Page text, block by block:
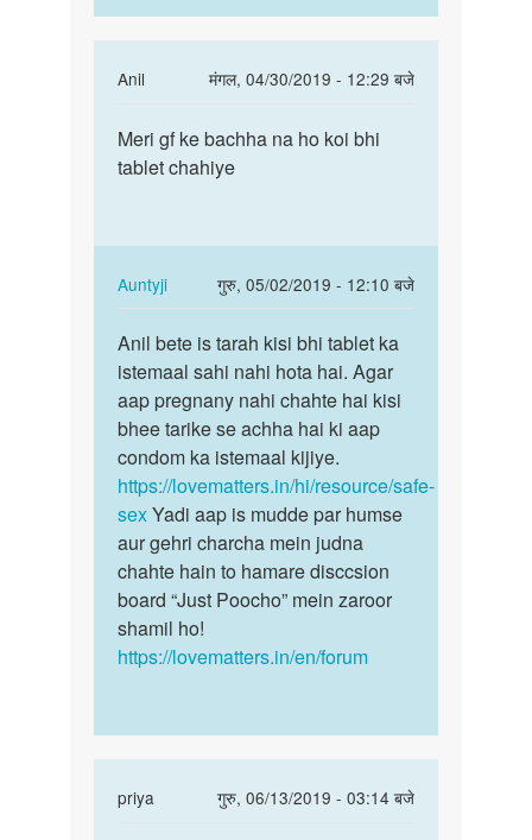
Anil
मंगल, 04/30/2019 - 12:29 बजे
to
pregnant
kya
kyya
kay
by
v.k
singh
Meri
gf
na
ho
koi…
Meri gf ke bachha na ho koi bhi
tablet chahiye
Auntyji
गुरु, 05/02/2019 - 12:10 बजे
In
reply
to
Meri
gf
ke
bachha
na
ho
koi…
by
Anil
Anil
bete
is
tarah
kisi
bhi…
Anil bete is tarah kisi bhi tablet ka
istemaal sahi nahi hota hai. Agar
aap pregnany nahi chahte hai kisi
bhee tarike se achha hai ki aap
condom ka istemaal kijiye.
https://lovematters.in/hi/resource/safe-
sexYadi aap is mudde par humse
aur gehri charcha mein judna
chahte hain to hamare disccsion
board “Just Poocho” mein zaroor
shamil ho!
https://lovematters.in/en/forum
priya
गुरु, 06/13/2019 - 03:14 बजे